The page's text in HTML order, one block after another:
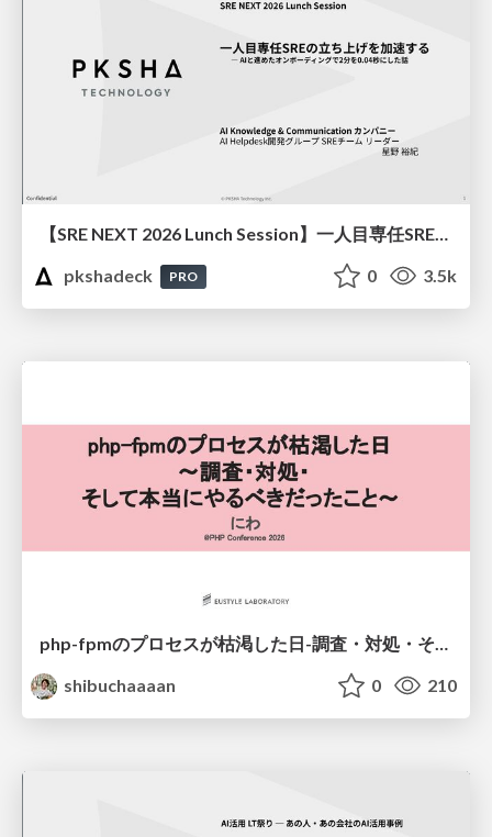
【SRE NEXT 2026 Lunch Session】一人目専任SREの立ち上げを加速する ― AIと進めたオンボーディングで2分を0.04秒にした話
pkshadeck
PRO 0 3.5k
shibuchaaaan
0 210